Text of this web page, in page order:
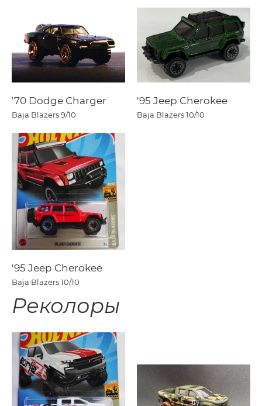
'70 Dodge Charger
Baja Blazers9/10
'95 Jeep Cherokee
Baja Blazers10/10
'95 Jeep Cherokee
Baja Blazers10/10
Реколоры